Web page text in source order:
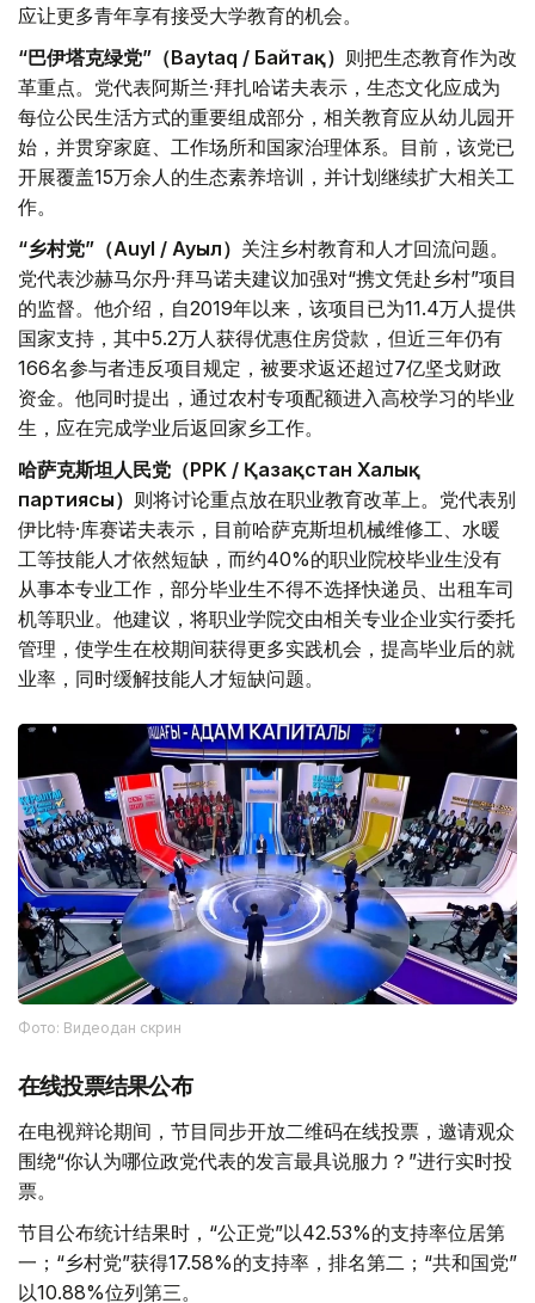
应让更多青年享有接受大学教育的机会。
“巴伊塔克绿党”（Baytaq / Байтақ） 则把生态教育作为改
革重点。党代表阿斯兰·拜扎哈诺夫表示，生态文化应成为
每位公民生活方式的重要组成部分，相关教育应从幼儿园开
始，并贯穿家庭、工作场所和国家治理体系。目前，该党已
开展覆盖15万余人的生态素养培训，并计划继续扩大相关工
作。
“乡村党”（Auyl / Ауыл） 关注乡村教育和人才回流问题。
党代表沙赫马尔丹·拜马诺夫建议加强对“携文凭赴乡村”项目
的监督。他介绍，自2019年以来，该项目已为11.4万人提供
国家支持，其中5.2万人获得优惠住房贷款，但近三年仍有
166名参与者违反项目规定，被要求返还超过7亿坚戈财政
资金。他同时提出，通过农村专项配额进入高校学习的毕业
生，应在完成学业后返回家乡工作。
哈萨克斯坦人民党（PPK / Қазақстан Халық
партиясы） 则将讨论重点放在职业教育改革上。党代表别
伊比特·库赛诺夫表示，目前哈萨克斯坦机械维修工、水暖
工等技能人才依然短缺，而约40%的职业院校毕业生没有
从事本专业工作，部分毕业生不得不选择快递员、出租车司
机等职业。他建议，将职业学院交由相关专业企业实行委托
管理，使学生在校期间获得更多实践机会，提高毕业后的就
业率，同时缓解技能人才短缺问题。
Фото: Видеодан скрин
在线投票结果公布
在电视辩论期间，节目同步开放二维码在线投票，邀请观众
围绕“你认为哪位政党代表的发言最具说服力？”进行实时投
票。
节目公布统计结果时，“公正党”以42.53%的支持率位居第
一；“乡村党”获得17.58%的支持率，排名第二；“共和国党”
以10.88%位列第三。